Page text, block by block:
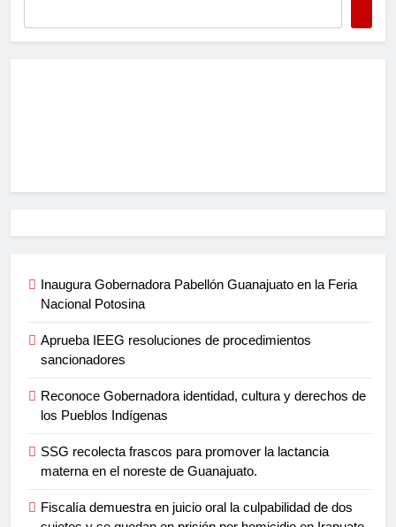
Inaugura Gobernadora Pabellón Guanajuato en la Feria
Nacional Potosina
Aprueba IEEG resoluciones de procedimientos
sancionadores
Reconoce Gobernadora identidad, cultura y derechos de
los Pueblos Indígenas
SSG recolecta frascos para promover la lactancia
materna en el noreste de Guanajuato.
Fiscalía demuestra en juicio oral la culpabilidad de dos